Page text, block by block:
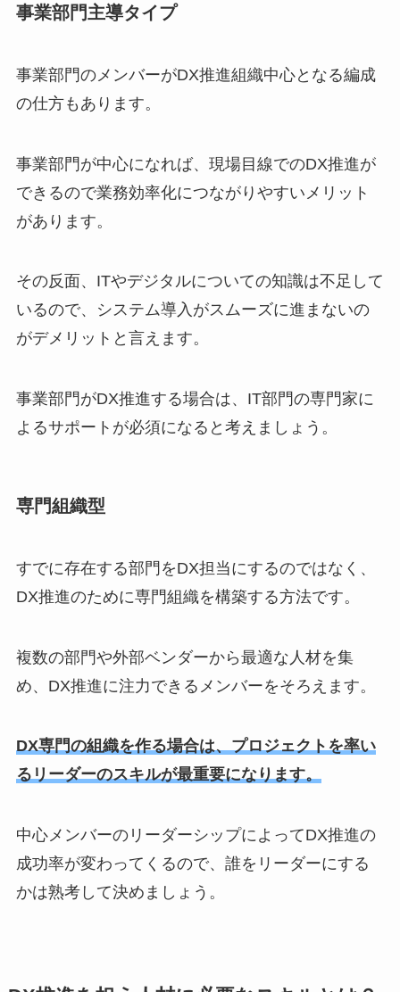
事業部門主導タイプ
事業部門のメンバーがDX推進組織中心となる編成
の仕方もあります。
事業部門が中心になれば、現場目線でのDX推進が
できるので業務効率化につながりやすいメリット
があります。
その反面、ITやデジタルについての知識は不足して
いるので、システム導入がスムーズに進まないの
がデメリットと言えます。
事業部門がDX推進する場合は、IT部門の専門家に
よるサポートが必須になると考えましょう。
専門組織型
すでに存在する部門をDX担当にするのではなく、
DX推進のために専門組織を構築する方法です。
複数の部門や外部ベンダーから最適な人材を集
め、DX推進に注力できるメンバーをそろえます。
DX専門の組織を作る場合は、プロジェクトを率い
るリーダーのスキルが最重要になります。
中心メンバーのリーダーシップによってDX推進の
成功率が変わってくるので、誰をリーダーにする
かは熟考して決めましょう。